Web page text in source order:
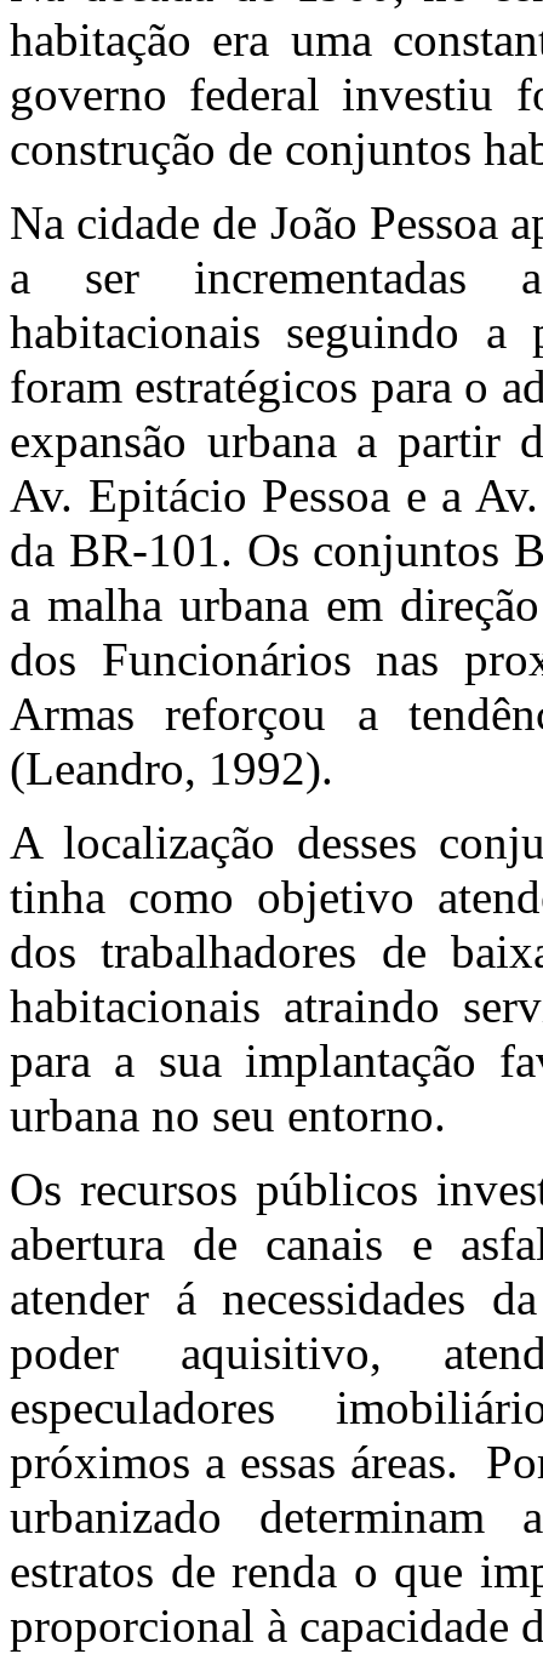
habitação era uma
governo federal investiu
construção de conjuntos
Na cidade de João Pessoa
a ser incrementadas
habitacionais seguindo
foram estratégicos para o
expansão urbana a partir
Av. Epitácio Pessoa e a
da BR-101. Os conjuntos
a malha urbana em
dos Funcionários nas
Armas reforçou a
(Leandro, 1992).
A localização desses
tinha como objetivo
dos trabalhadores de
habitacionais atraindo
para a sua implantação
urbana no seu entorno.
Os recursos públicos
abertura de canais e
atender á necessidades
poder aquisitivo,
especuladores
próximos a essas áreas.
urbanizado determinam
estratos de renda o que
proporcional à capacidade